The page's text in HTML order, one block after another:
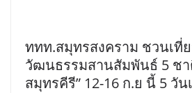
ททท.สมุทรสงคราม ชวนเที่
วัฒนธรรมสานสัมพันธ์ 5 ชา
สมุทรคีรี” 12-16 ก.ย นี้ 5 วัน